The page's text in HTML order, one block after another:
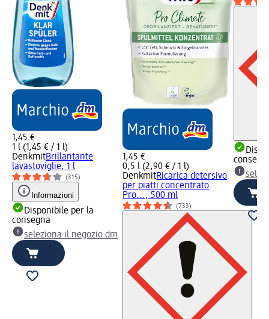
1,45 €
1 l (1,45 € / 1 l)
DenkmitBrillantante
lavastoviglie, 1 l
(315)
Informazioni
Disponibile per la
consegna
seleziona il negozio dm
1,45 €
0,5 l (2,90 € / 1 l)
DenkmitRicarica detersivo
per piatti concentrato
Pro..., 500 ml
(733)